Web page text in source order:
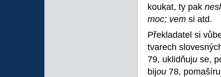
koukat, ty pak
moc; vem si atd.
Překladatel si
tvarech
79, uklidňuju se,
bijou 78,